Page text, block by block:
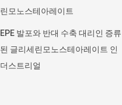
린모노스테아레이트
EPE 발포와 반대 수축 대리인 증류
된 글리세린모노스테아레이트 인
더스트리얼